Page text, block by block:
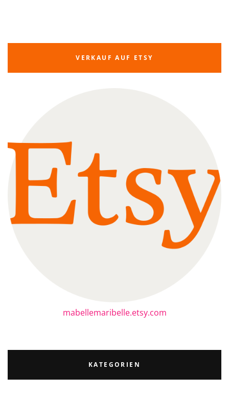
VERKAUF AUF ETSY
mabellemaribelle.etsy.com
KATEGORIEN